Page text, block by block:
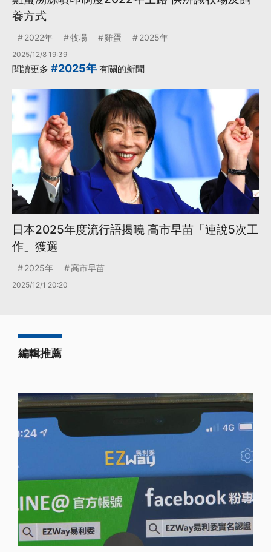
養方式
2022年 牧場 雞蛋 2025年
2025/12/8 19:39
閱讀更多 #2025年 有關的新聞
日本2025年度流行語揭曉 高市早苗「連說5次工
作」獲選
2025年 高市早苗
2025/12/1 20:20
編輯推薦